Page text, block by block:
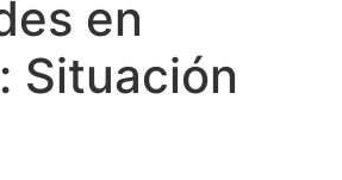
en
Situación